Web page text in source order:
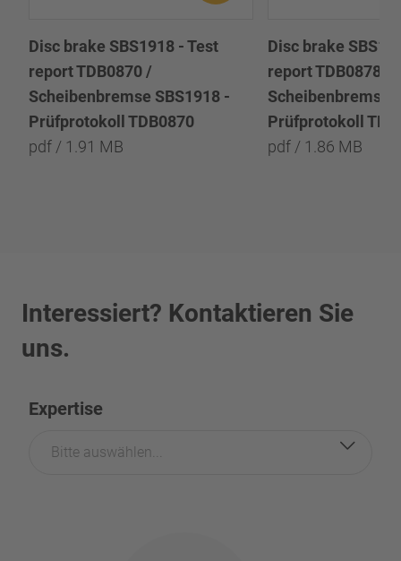
Disc brake SBS1918 - Test
report TDB0870 /
Scheibenbremse SBS1918 -
Prüfprotokoll TDB0870
pdf / 1.91 MB
Disc brake
report TDB0878 /
Scheibenbremse
Prüfprotokoll
pdf / 1.86 MB
Interessiert? Kontaktieren Sie
uns.
Expertise
Bitte auswählen...